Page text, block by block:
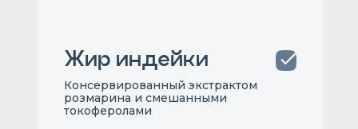
Жир индейки
Консервированный экстрактом
розмарина и смешанными
токоферолами